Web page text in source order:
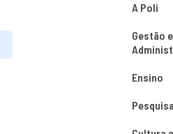
A Poli
Gestão e
Ensino
Pesquisa